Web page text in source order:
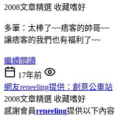
2008文章精選 收藏嗜好
多筆：太棒了~~痞客的帥哥~~
讓痞客的我們也有福利了~~
繼續閱讀
17年前
網友reneeling提供：創意公車站
2008文章精選 收藏嗜好
感謝會員reneeling提供以下內容